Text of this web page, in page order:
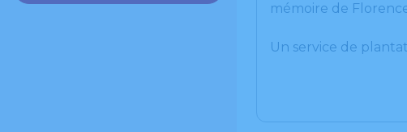
mémoire de
Un service de